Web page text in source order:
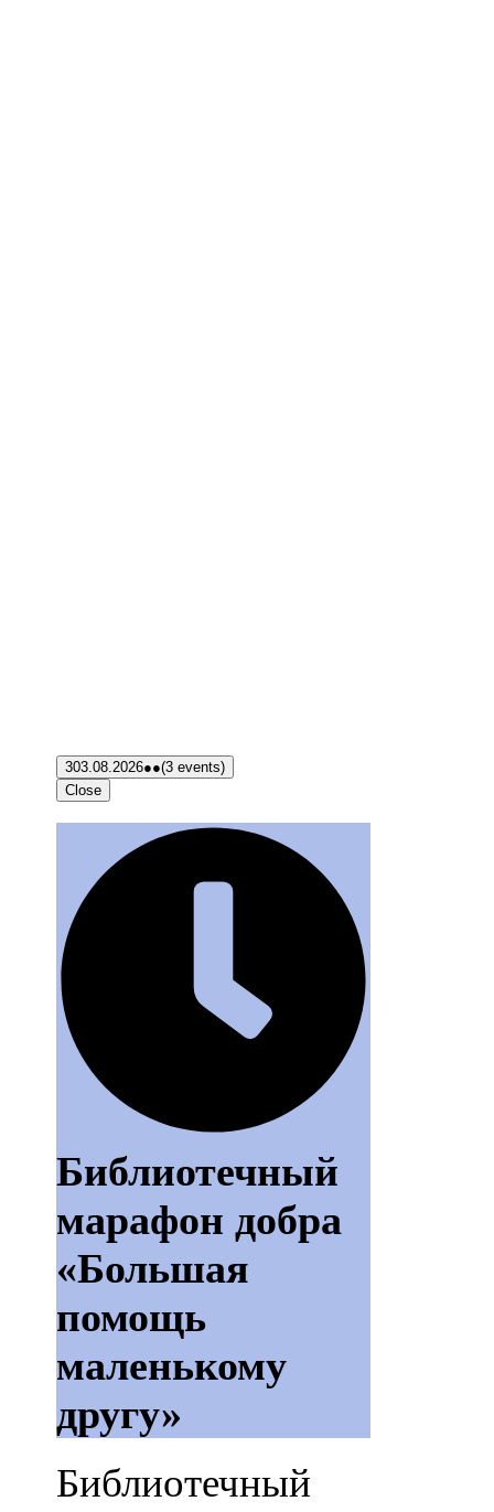
303.08.2026●●(3 events)
Close
Библиотечный
марафон добра
«Большая
помощь
маленькому
другу»
Библиотечный